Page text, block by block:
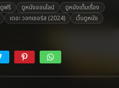
ดูฟรี ดูหนังออนไลน์
ดูหนังเต็มเรื่อง
เดอะ วอทเชอร์ส (2024) เว็บดูหนัง